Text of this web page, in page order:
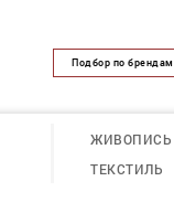
Подбор по брендам
ЖИВОПИСЬ
ТЕКСТИЛЬ